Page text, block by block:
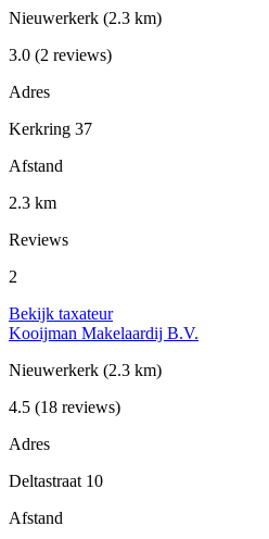
Nieuwerkerk (2.3 km)
3.0 (2 reviews)
Adres
Kerkring 37
Afstand
2.3 km
Reviews
2
Bekijk taxateur
Kooijman Makelaardij B.V.
Nieuwerkerk (2.3 km)
4.5 (18 reviews)
Adres
Deltastraat 10
Afstand